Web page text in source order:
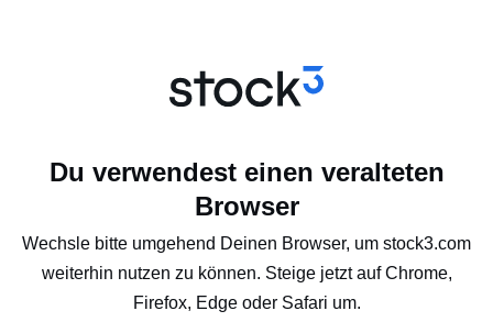
Du verwendest einen veralteten
Browser
Wechsle bitte umgehend Deinen Browser, um stock3.com
weiterhin nutzen zu können. Steige jetzt auf Chrome,
Firefox, Edge oder Safari um.